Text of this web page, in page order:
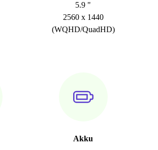
5.9 "
2560 x 1440
(WQHD/QuadHD)
Akku